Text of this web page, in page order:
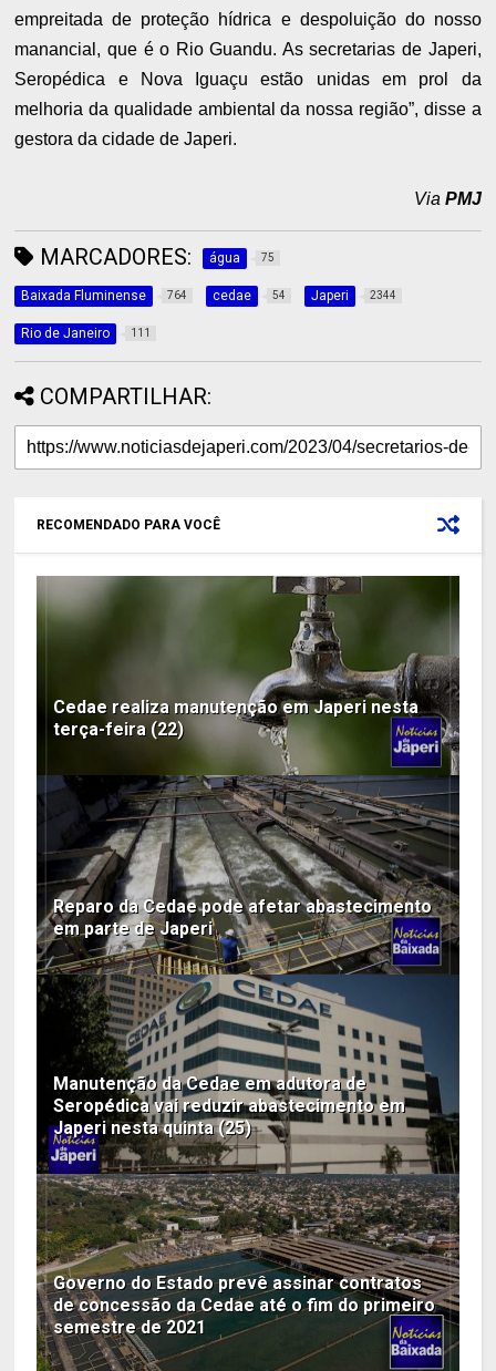
empreitada de proteção hídrica e despoluição do nosso
manancial, que é o Rio Guandu. As secretarias de Japeri,
Seropédica e Nova Iguaçu estão unidas em prol da
melhoria da qualidade ambiental da nossa região”, disse a
gestora da cidade de Japeri.
Via PMJ
MARCADORES: água 75
Baixada Fluminense 764 cedae 54 Japeri 2344
Rio de Janeiro 111
COMPARTILHAR:
RECOMENDADO PARA VOCÊ
Cedae realiza manutenção em Japeri nesta
terça-feira (22)
Reparo da Cedae pode afetar abastecimento
em parte de Japeri
Manutenção da Cedae em adutora de
Seropédica vai reduzir abastecimento em
Japeri nesta quinta (25)
Governo do Estado prevê assinar contratos
de concessão da Cedae até o fim do primeiro
semestre de 2021